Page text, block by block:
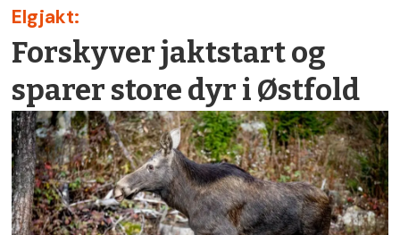
Elgjakt:
Forskyver jaktstart og
sparer store dyr i Østfold